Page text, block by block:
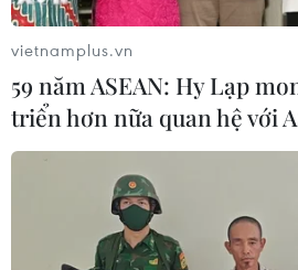
vietnamplus.vn
59 năm ASEAN: Hy Lạp
triển hơn nữa quan hệ với